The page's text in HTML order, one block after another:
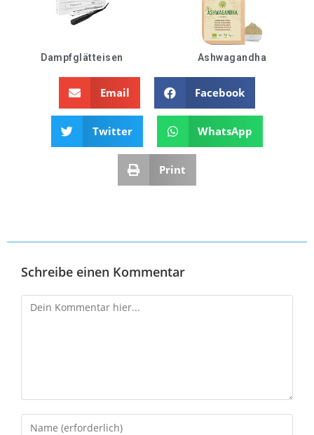
Dampfglätteisen Ashwagandha
Email Facebook
Twitter WhatsApp
Print
Schreibe einen Kommentar